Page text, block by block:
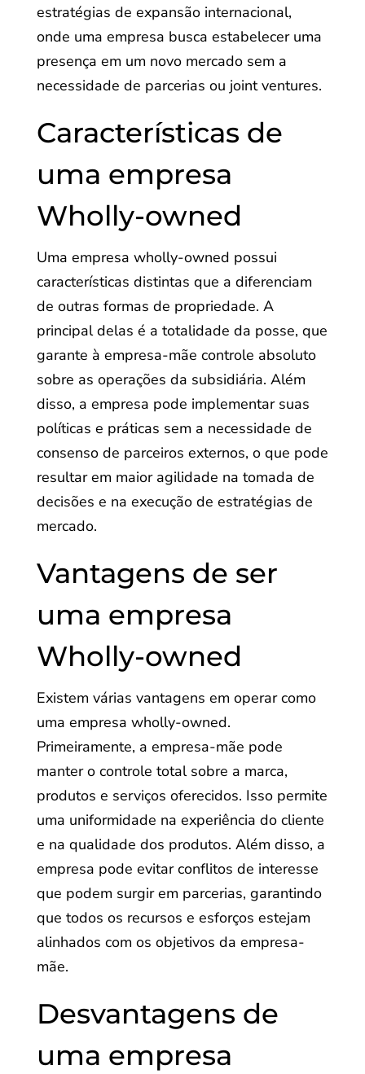
estratégias de expansão internacional,
onde uma empresa busca estabelecer uma
presença em um novo mercado sem a
necessidade de parcerias ou joint ventures.
Características de
uma empresa
Wholly-owned
Uma empresa wholly-owned possui
características distintas que a diferenciam
de outras formas de propriedade. A
principal delas é a totalidade da posse, que
garante à empresa-mãe controle absoluto
sobre as operações da subsidiária. Além
disso, a empresa pode implementar suas
políticas e práticas sem a necessidade de
consenso de parceiros externos, o que pode
resultar em maior agilidade na tomada de
decisões e na execução de estratégias de
mercado.
Vantagens de ser
uma empresa
Wholly-owned
Existem várias vantagens em operar como
uma empresa wholly-owned.
Primeiramente, a empresa-mãe pode
manter o controle total sobre a marca,
produtos e serviços oferecidos. Isso permite
uma uniformidade na experiência do cliente
e na qualidade dos produtos. Além disso, a
empresa pode evitar conflitos de interesse
que podem surgir em parcerias, garantindo
que todos os recursos e esforços estejam
alinhados com os objetivos da empresa-
mãe.
Desvantagens de
uma empresa